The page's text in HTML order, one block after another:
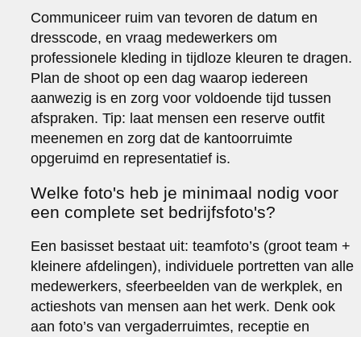
Communiceer ruim van tevoren de datum en
dresscode, en vraag medewerkers om
professionele kleding in tijdloze kleuren te dragen.
Plan de shoot op een dag waarop iedereen
aanwezig is en zorg voor voldoende tijd tussen
afspraken. Tip: laat mensen een reserve outfit
meenemen en zorg dat de kantoorruimte
opgeruimd en representatief is.
Welke foto's heb je minimaal nodig voor
een complete set bedrijfsfoto's?
Een basisset bestaat uit: teamfoto’s (groot team +
kleinere afdelingen), individuele portretten van alle
medewerkers, sfeerbeelden van de werkplek, en
actieshots van mensen aan het werk. Denk ook
aan foto’s van vergaderruimtes, receptie en